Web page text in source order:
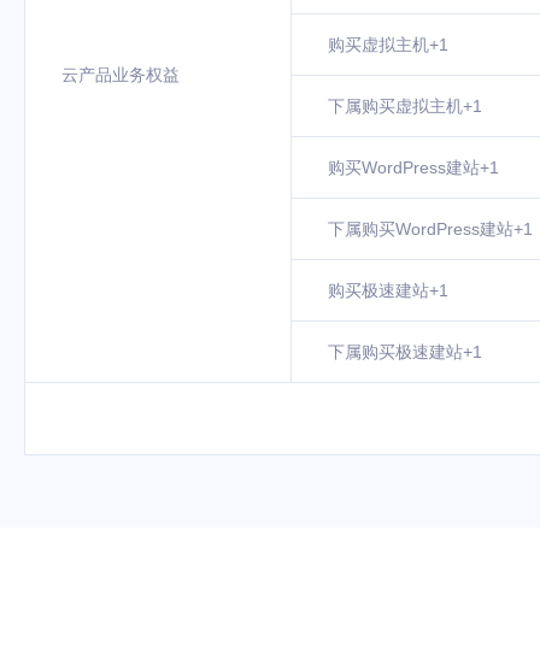
云产品业务权益
购买虚拟主机+1
下属购买虚拟主机+1
购买WordPress建站+1
下属购买WordPress建站+1
购买极速建站+1
下属购买极速建站+1